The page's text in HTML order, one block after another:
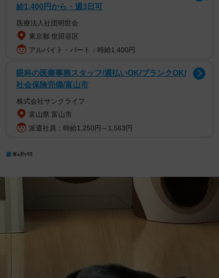
給1,400円から・週3日可
医療法人社団明世会
東京都 世田谷区
アルバイト・パート：時給1,400円
眼科の医療事務スタッフ/週払いOK/ブランクOK/
社会保険完備/富山市
株式会社サンクライフ
富山県 富山市
派遣社員：時給1,250円～1,563円